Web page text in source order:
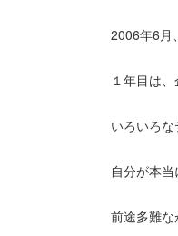
2006年6月
１年目は
いろいろな
自分が本
前途多難な